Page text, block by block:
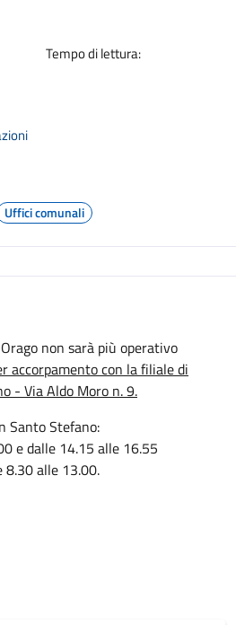
Tempo di lettura:
Uffici comunali
non sarà più operativo
con la filiale di
- Via Aldo Moro n. 9.
Santo Stefano:
e dalle 14.15 alle 16.55
8.30 alle 13.00.